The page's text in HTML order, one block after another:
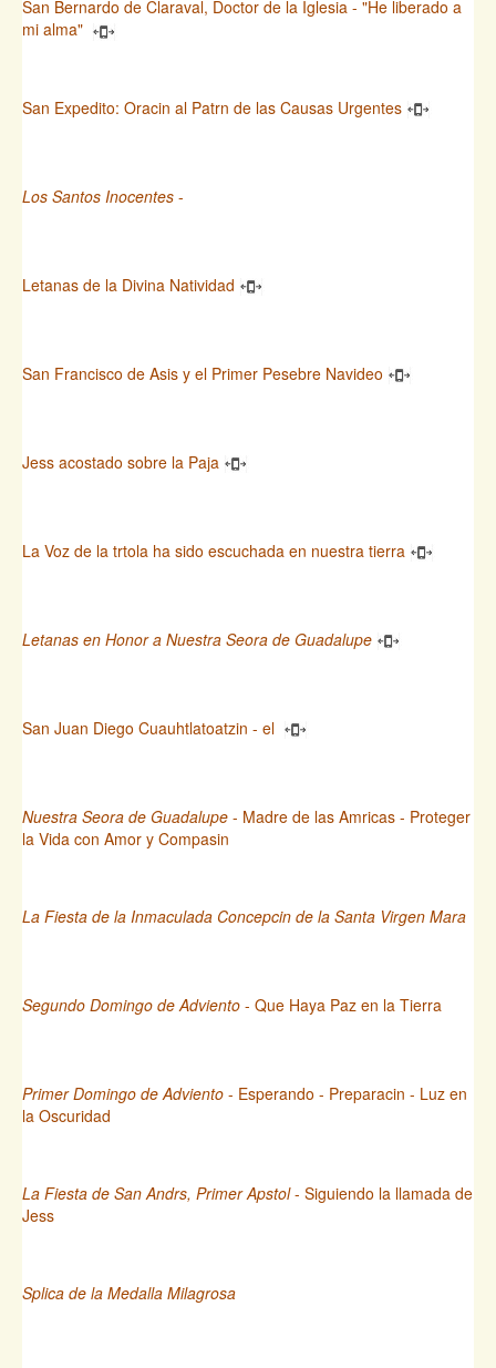
San Bernardo de Claraval, Doctor de la Iglesia - "He liberado a
mi alma"
San Expedito: Oracin al Patrn de las Causas Urgentes
Los Santos Inocentes -
Letanas de la Divina Natividad
San Francisco de Asis y el Primer Pesebre Navideo
Jess acostado sobre la Paja
La Voz de la trtola ha sido escuchada en nuestra tierra
Letanas en Honor a Nuestra Seora de Guadalupe
San Juan Diego Cuauhtlatoatzin - el
Nuestra Seora de Guadalupe - Madre de las Amricas - Proteger
la Vida con Amor y Compasin
La Fiesta de la Inmaculada Concepcin de la Santa Virgen Mara
Segundo Domingo de Adviento - Que Haya Paz en la Tierra
Primer Domingo de Adviento - Esperando - Preparacin - Luz en
la Oscuridad
La Fiesta de San Andrs, Primer Apstol- Siguiendo la llamada de
Jess
Splica de la Medalla Milagrosa